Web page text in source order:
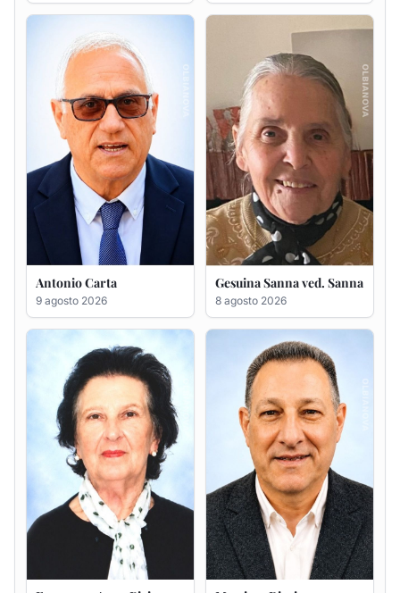
Antonio Carta
9 agosto 2026
Gesuina Sanna ved. Sanna
Francesca Anna Pirina
ved. Pileri
6 agosto 2026
Massimo Ricciu
6 agosto 2026